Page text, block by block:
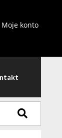
Moje konto